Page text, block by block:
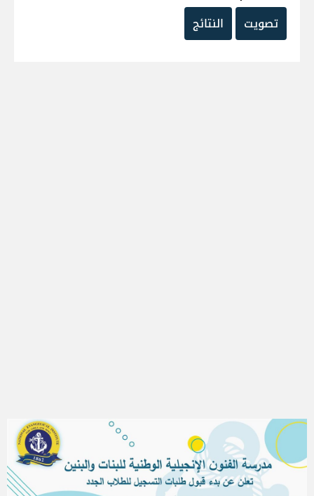
تصويت
النتائج